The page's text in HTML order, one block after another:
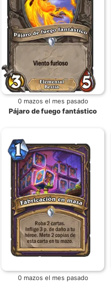
0 mazos el mes pasado
Pájaro de fuego fantástico
0 mazos el mes pasado